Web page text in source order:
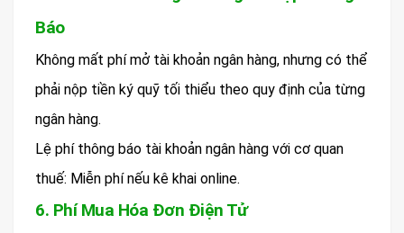
Báo
Không mất phí mở tài khoản ngân hàng, nhưng có thể
phải nộp tiền ký quỹ tối thiểu theo quy định của từng
ngân hàng.
Lệ phí thông báo tài khoản ngân hàng với cơ quan
thuế: Miễn phí nếu kê khai online.
6. Phí Mua Hóa Đơn Điện Tử